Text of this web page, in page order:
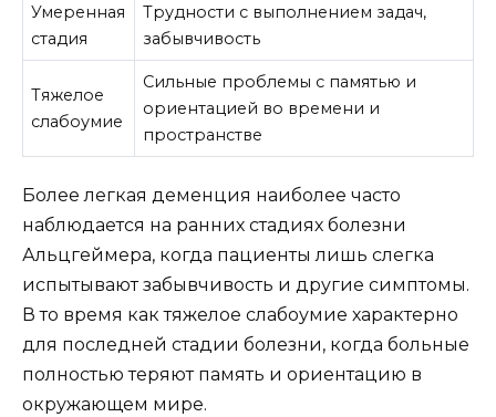
Умеренная
стадия
Трудности с выполнением задач,
забывчивость
Тяжелое
слабоумие
Сильные проблемы с памятью и
ориентацией во времени и
пространстве
Более легкая деменция наиболее часто
наблюдается на ранних стадиях болезни
Альцгеймера, когда пациенты лишь слегка
испытывают забывчивость и другие симптомы.
В то время как тяжелое слабоумие характерно
для последней стадии болезни, когда больные
полностью теряют память и ориентацию в
окружающем мире.